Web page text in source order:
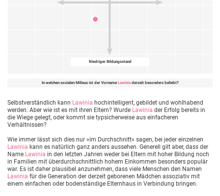
Niedriger Bildungsstand
In welchen sozialen Milieus ist der Vorname Lawiniaderzeit besonders beliebt?
Selbstverständlich kann Lawinia hochintelligent, gebildet und wohlhabend
werden. Aber wie ist es mit ihren Eltern? Wurde Lawinia der Erfolg bereits in
die Wiege gelegt, oder kommt sie typsicherweise aus einfacheren
Verhältnissen?
Wie immer lässt sich dies nur »im Durchschnitt« sagen, bei jeder einzelnen
Lawinia kann es natürlich ganz anders aussehen. Generell gilt aber, dass der
Name Lawinia in den letzten Jahren weder bei Eltern mit hoher Bildung noch
in Familien mit überdurchschnittlich hohem Einkommen besonders populär
war. Es ist daher plausibel anzunehmen, dass viele Menschen den Namen
Lawinia für die Generation der derzeit geborenen Mädchen assoziativ mit
einem einfachen oder bodenständige Elternhaus in Verbindung bringen.